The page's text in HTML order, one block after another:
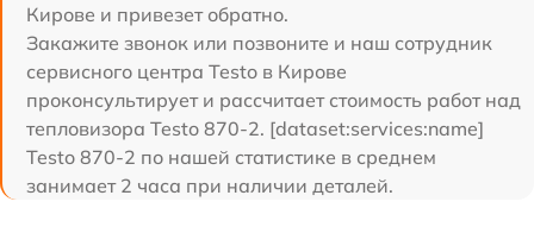
Кирове и привезет обратно.
Закажите звонок или позвоните и наш сотрудник
сервисного центра Testo в Кирове
проконсультирует и рассчитает стоимость работ над
тепловизора Testo 870-2. [dataset:services:name]
Testo 870-2 по нашей статистике в среднем
занимает 2 часа при наличии деталей.